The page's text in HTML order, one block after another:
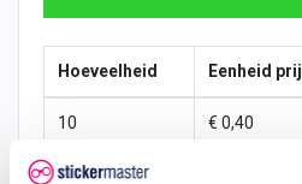
Hoeveelheid Eenheid
10 € 0,40
15